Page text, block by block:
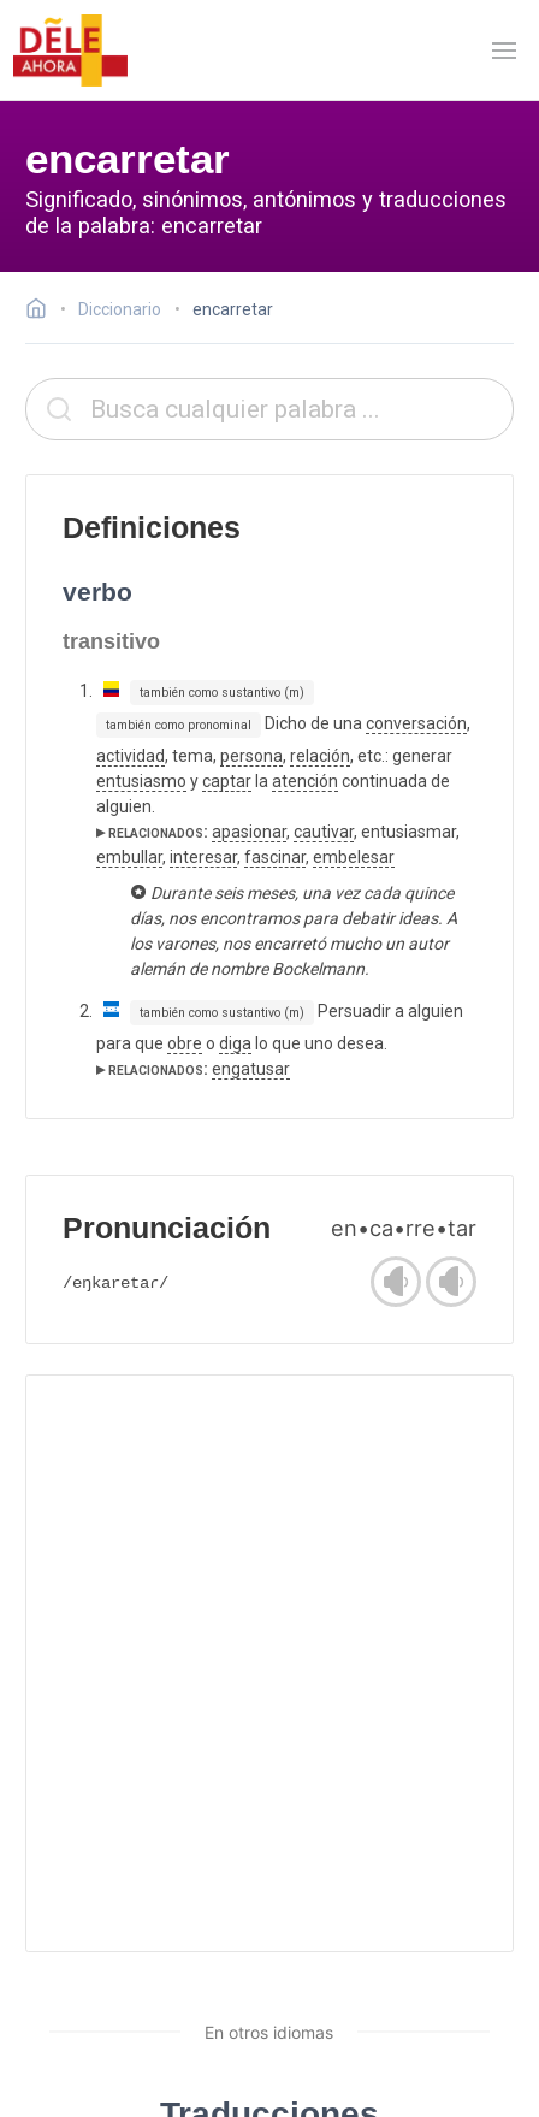
encarretar
Significado, sinónimos, antónimos y traducciones
de la palabra: encarretar
Diccionario encarretar
Definiciones
verbo
transitivo
también como sustantivo (m)
también como pronominal Dicho de una conversación,
actividad, tema, persona, relación, etc.: generar
entusiasmo ycaptar la atención continuada de
alguien.
▸ relacionados: apasionar, cautivar, entusiasmar,
embullar, interesar, fascinar, embelesar
Durante seis meses, una vez cada quince
días, nos encontramos para debatir ideas. A
los varones, nos encarretó mucho un autor
alemán de nombre Bockelmann.
también como sustantivo (m)
Persuadir a alguien
para que obre o diga lo que uno desea.
▸ relacionados: engatusar
Pronunciación en•ca•rre•tar
/eŋkaretaɾ/
En otros idiomas